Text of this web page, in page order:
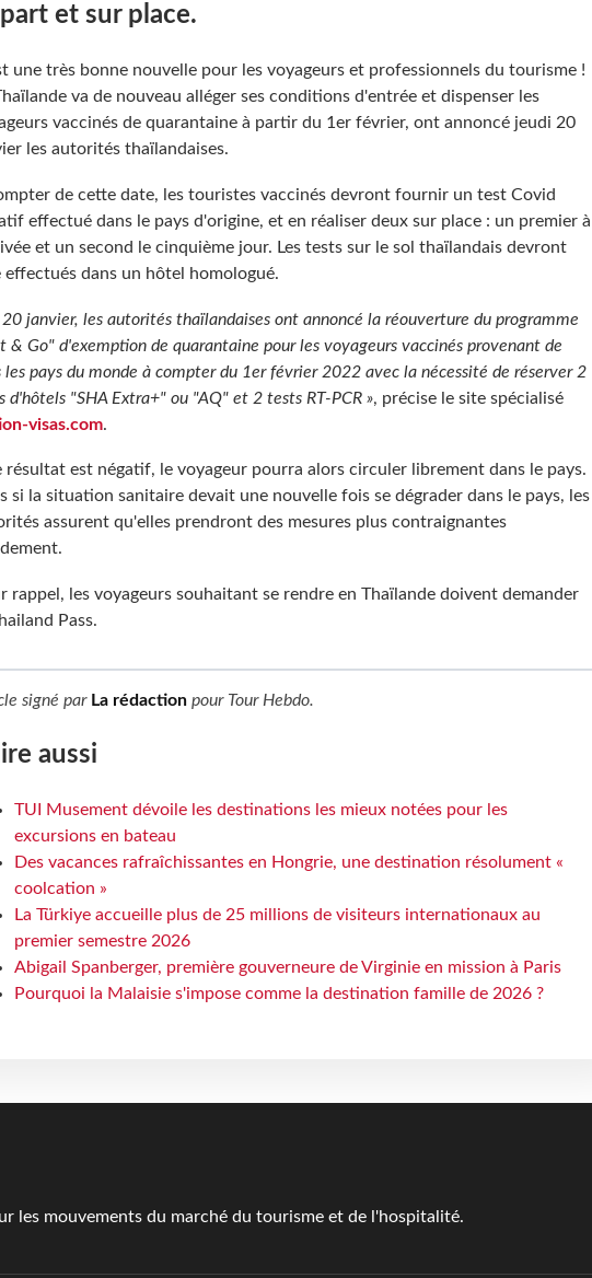
et sur place.
une très bonne nouvelle pour les voyageurs et professionnels du tourisme !
va de nouveau alléger ses conditions d'entrée et dispenser les
vaccinés de quarantaine à partir du 1er février, ont annoncé jeudi 20
les autorités thaïlandaises.
de cette date, les touristes vaccinés devront fournir un test Covid
effectué dans le pays d'origine, et en réaliser deux sur place : un premier à
et un second le cinquième jour. Les tests sur le sol thaïlandais devront
effectués dans un hôtel homologué.
20 janvier, les autorités thaïlandaises ont annoncé la réouverture du programme
& Go" d'exemption de quarantaine pour les voyageurs vaccinés provenant de
les pays du monde à compter du 1er février 2022 avec la nécessité de réserver 2
d'hôtels "SHA Extra+" ou "AQ" et 2 tests RT-PCR », précise le site spécialisé
visas.com.
résultat est négatif, le voyageur pourra alors circuler librement dans le pays.
si la situation sanitaire devait une nouvelle fois se dégrader dans le pays, les
assurent qu'elles prendront des mesures plus contraignantes
rappel, les voyageurs souhaitant se rendre en Thaïlande doivent demander
Pass.
signé par La rédactionpour Tour Hebdo.
aussi
TUI Musement dévoile les destinations les mieux notées pour les
excursions en bateau
Des vacances rafraîchissantes en Hongrie, une destination résolument «
coolcation »
La Türkiye accueille plus de 25 millions de visiteurs internationaux au
premier semestre 2026
Abigail Spanberger, première gouverneure de Virginie en mission à Paris
Pourquoi la Malaisie s'impose comme la destination famille de 2026 ?
les mouvements du marché du tourisme et de l'hospitalité.